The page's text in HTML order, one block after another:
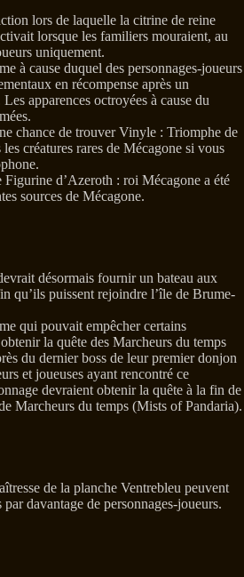
lors de laquelle la citrine de reine
lorsque les familiers mouraient, au
uniquement.
à cause duquel des personnages-joueurs
en récompense après un
apparences octroyées à cause du
chance de trouver Vinyle : Triomphe de
créatures rares de Mécagone si vous
Figurine d’Azeroth : roi Mécagone a été
sources de Mécagone.
désormais fournir un bateau aux
qu’ils puissent rejoindre l’île de Brume-
qui pouvait empêcher certains
la quête des Marcheurs du temps
du dernier boss de leur premier donjon
et joueuses ayant rencontré ce
devraient obtenir la quête à la fin de
Marcheurs du temps (Mists of Pandaria).
de la planche Ventrebleu peuvent
par davantage de personnages-joueurs.